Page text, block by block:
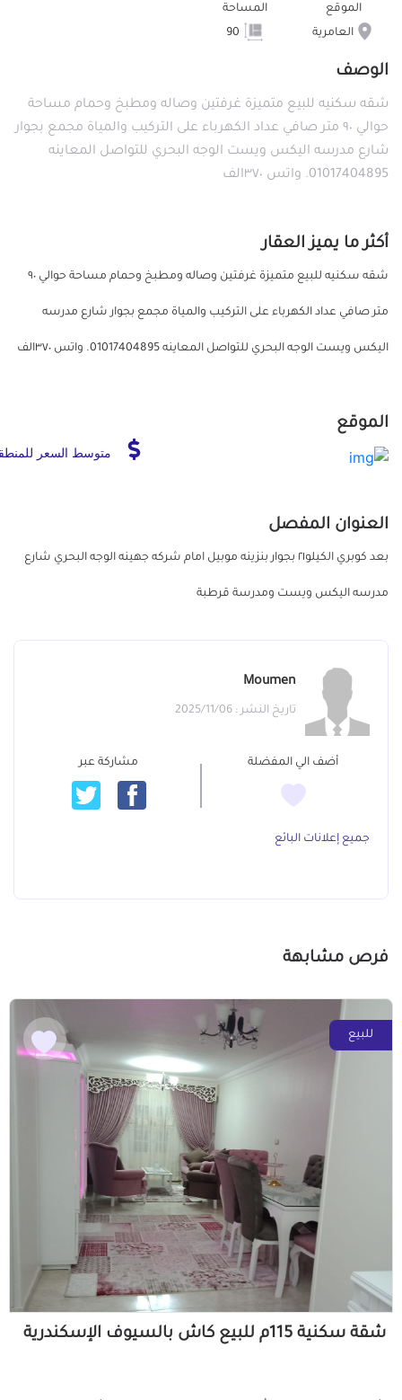
الموقع
العامرية
المساحة
الوصف
شقه سكنيه للبيع متميزة غرفتين وصاله ومطبخ وحمام مساحة
حوالي ٩٠ متر صافي عداد الكهرباء على التركيب والمياة مجمع بجوار
شارع مدرسه اليكس ويست الوجه البحري للتواصل المعاينه
01017404895. واتس ٣٧٠الف
أكثر ما يميز العقار
شقه سكنيه للبيع متميزة غرفتين وصاله ومطبخ وحمام مساحة حوالي ٩٠
متر صافي عداد الكهرباء على التركيب والمياة مجمع بجوار شارع مدرسه
اليكس ويست الوجه البحري للتواصل المعاينه 01017404895. واتس ٣٧٠الف
الموقع
متوسط السعر
العنوان المفصل
بعد كوبري الكيلو٢١ بجوار بنزينه موبيل امام شركه جهينه الوجه البحري شارع
مدرسه اليكس ويست ومدرسة قرطبة
Moumen
تاريخ النشر : 2025/11/06
أضف الي المفضلة مشاركة عبر
جميع إعلانات البائع
فرص مشابهة
للبيع
شقة سكنية 115م للبيع كاش بالسيوف الإسكندرية